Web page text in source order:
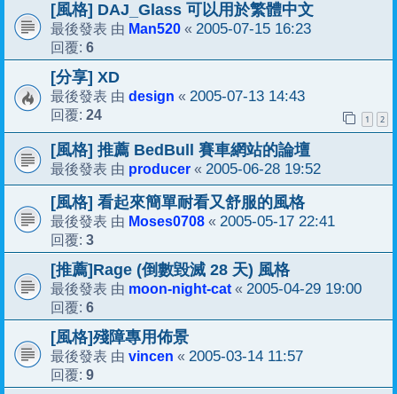
[風格] DAJ_Glass 可以用於繁體中文
最後發表 由 Man520 « 2005-07-15 16:23
回覆: 6
[分享] XD
最後發表 由 design « 2005-07-13 14:43
回覆: 24 1 2
[風格] 推薦 BedBull 賽車網站的論壇
最後發表 由 producer « 2005-06-28 19:52
[風格] 看起來簡單耐看又舒服的風格
最後發表 由 Moses0708 « 2005-05-17 22:41
回覆: 3
[推薦]Rage (倒數毀滅 28 天) 風格
最後發表 由 moon-night-cat « 2005-04-29 19:00
回覆: 6
[風格]殘障專用佈景
最後發表 由 vincen « 2005-03-14 11:57
回覆: 9